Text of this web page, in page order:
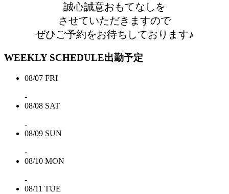
誠心誠意おもてなしを
させていただきますので
ぜひご予約をお待ちしております♪
WEEKLY SCHEDULE出勤予定
08/07 FRI
-
08/08 SAT
-
08/09 SUN
-
08/10 MON
-
08/11 TUE